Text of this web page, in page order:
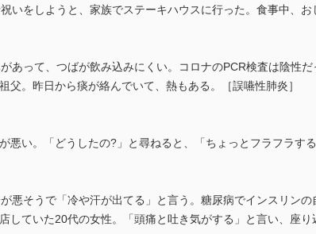
いをしようと、家族でステーキハウスに行った。食事中、お
あって、つばが飲み込みにくい。コロナのPCR検査は陰性だ
父。昨日から痰が絡んでいて、熱もある。［誤嚥性肺炎］
悪い。「どうしたの?」と尋ねると、「ちょっとフラフラす
悪そうで「冷や汗が出てる」と言う。糖尿病でインスリンの
していた20代の女性。「頭痛と吐き気がする」と言い、座り